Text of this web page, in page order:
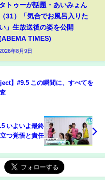
タトゥーが話題・あいみょん
（31）「気合でお風呂入りた
い」生放送後の姿を公開
TIMES)
年8月9日
】#9.5 この瞬間に、すべてを
いよいよ最終
つ覚悟と責任